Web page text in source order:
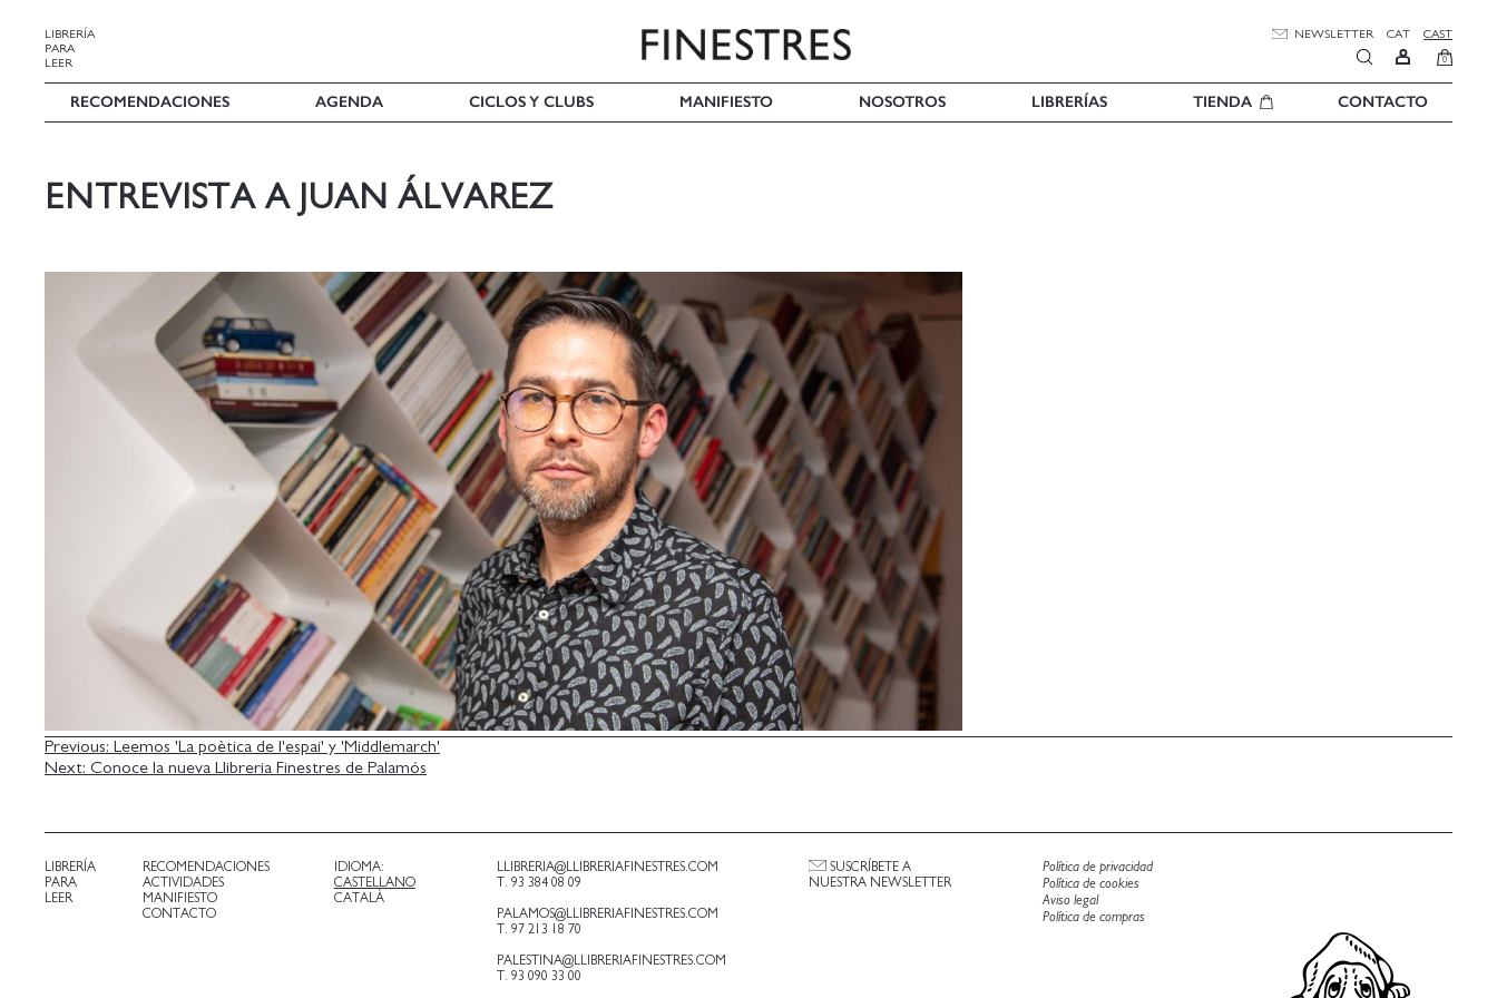
LIBRERÍA
PARA
LEER
NEWSLETTER CAT CAST
0
RECOMENDACIONES AGENDA CICLOS Y CLUBS MANIFIESTO NOSOTROS LIBRERÍAS TIENDA CONTACTO
ENTREVISTA A JUAN ÁLVAREZ
NAVEGACIÓN
DE
Previous: Leemos 'La poètica de l'espai' y 'Middlemarch'
Next: Conoce la nueva Llibreria Finestres de Palamós
LIBRERÍA
PARA
LEER
RECOMENDACIONES
ACTIVIDADES
MANIFIESTO
CONTACTO
IDIOMA:
CASTELLANO
CATALÀ
LLIBRERIA@LLIBRERIAFINESTRES.COM
T. 93 384 08 09
PALAMOS@LLIBRERIAFINESTRES.COM
T. 97 213 18 70
PALESTINA@LLIBRERIAFINESTRES.COM
T. 93 090 33 00
SUSCRÍBETE A
NUESTRA NEWSLETTER
Política de privacidad
Política de cookies
Aviso legal
Política de compras